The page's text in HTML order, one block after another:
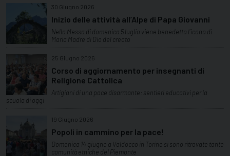
30 Giugno 2026
Inizio delle attività all’Alpe di Papa Giovanni
Nella Messa di domenica 5 luglio viene benedetta l’icona di
Maria Madre di Dio del creato
25 Giugno 2026
Corso di aggiornamento per insegnanti di
Religione Cattolica
Artigiani di una pace disarmante: sentieri educativi per la
scuola di oggi
19 Giugno 2026
Popoli in cammino per la pace!
Domenica 14 giugno a Valdocco in Torino si sono ritrovate tante
comunità etniche del Piemonte